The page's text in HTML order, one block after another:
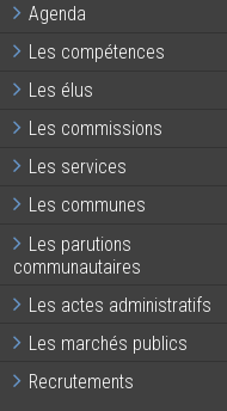
Agenda
Les compétences
Les élus
Les commissions
Les services
Les communes
Les parutions
communautaires
Les actes administratifs
Les marchés publics
Recrutements